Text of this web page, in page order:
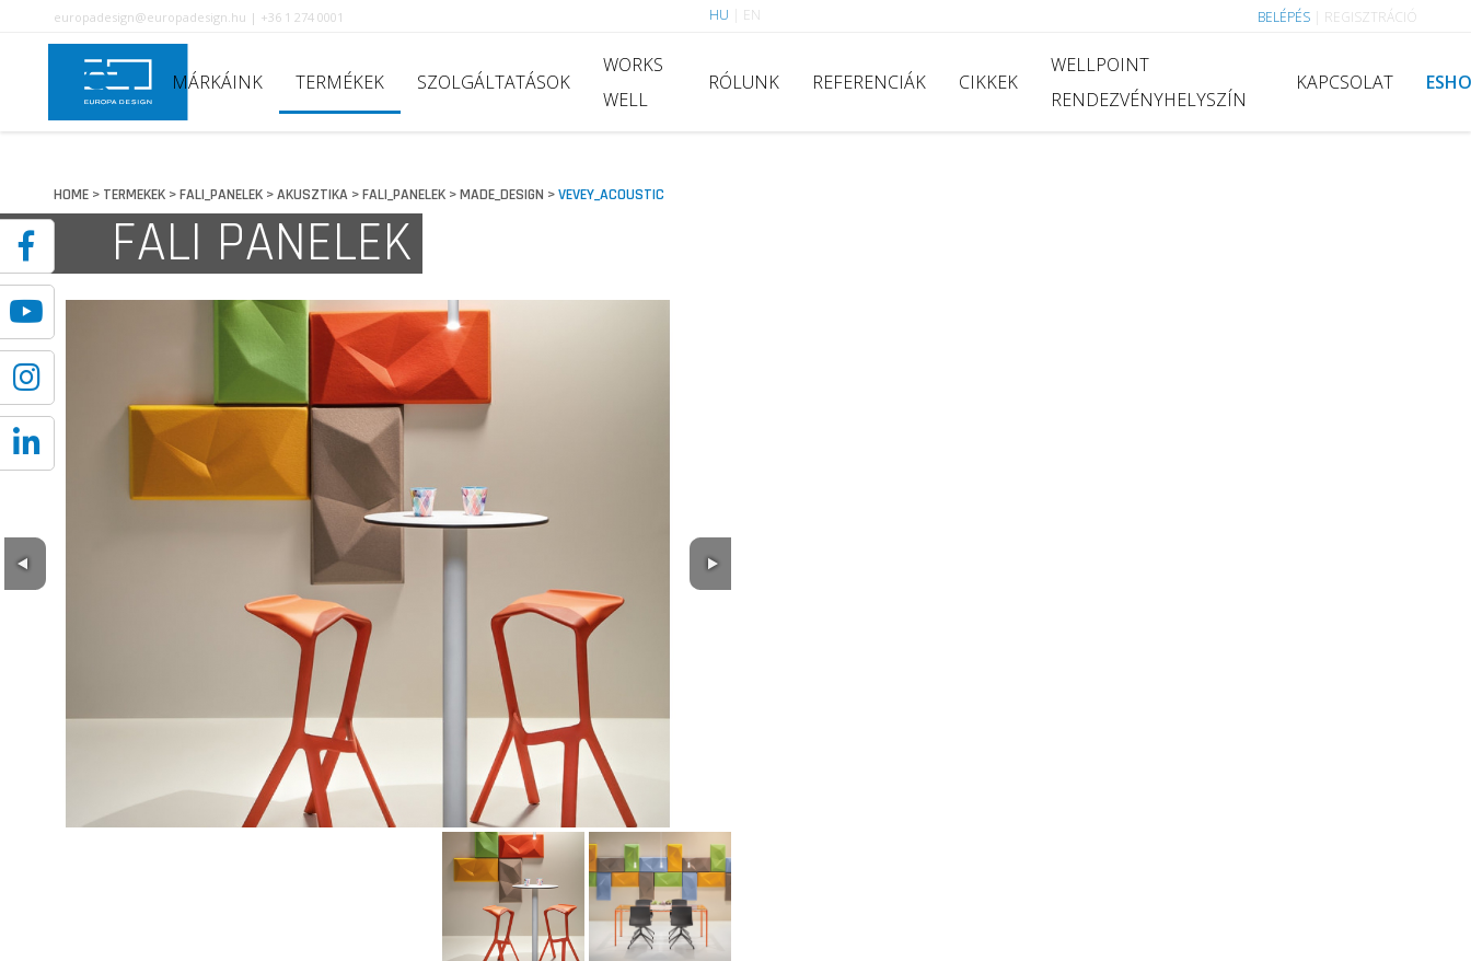
europadesign@europadesign.hu | +36 1 274 0001 HU EN BELÉPÉS REGISZTRÁCIÓ
MÁRKÁINK TERMÉKEK SZOLGÁLTATÁSOK
WORKS
WELL
RÓLUNK REFERENCIÁK CIKKEK
WELLPOINT
RENDEZVÉNYHELYSZÍN
KAPCSOLAT
HOME> TERMEKEK>FALI_PANELEK>AKUSZTIKA>FALI_PANELEK>MADE_DESIGN >VEVEY_ACOUSTIC
FALI PANELEK